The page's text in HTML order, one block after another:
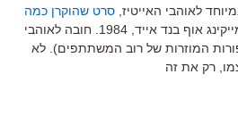
לאוהבי האייטיז, סרט שהוקרן כמה
וכמה פעמים בערוץ 8 על המייקינג אוף בנד אייד, 1984. חובה לאוהבי
המוזרות של רוב המשתתפים). לא
רק את זה